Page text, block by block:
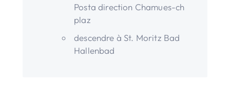
Posta direction Chamues-ch
plaz
descendre à St. Moritz Bad
Hallenbad